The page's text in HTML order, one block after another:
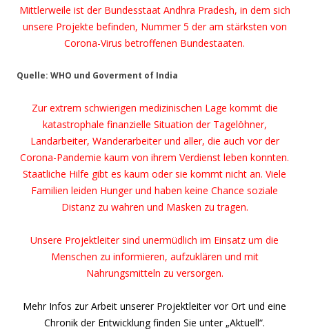
Mittlerweile ist der Bundesstaat Andhra Pradesh, in dem sich
unsere Projekte befinden, Nummer 5 der am stärksten von
Corona-Virus betroffenen Bundestaaten.
Quelle: WHO und Goverment of India
Zur extrem schwierigen medizinischen Lage kommt die
katastrophale finanzielle Situation der Tagelöhner,
Landarbeiter, Wanderarbeiter und aller, die auch vor der
Corona-Pandemie kaum von ihrem Verdienst leben konnten.
Staatliche Hilfe gibt es kaum oder sie kommt nicht an. Viele
Familien leiden Hunger und haben keine Chance soziale
Distanz zu wahren und Masken zu tragen.
Unsere Projektleiter sind unermüdlich im Einsatz um die
Menschen zu informieren, aufzuklären und mit
Nahrungsmitteln zu versorgen.
Mehr Infos zur Arbeit unserer Projektleiter vor Ort und eine
Chronik der Entwicklung finden Sie unter „Aktuell“.